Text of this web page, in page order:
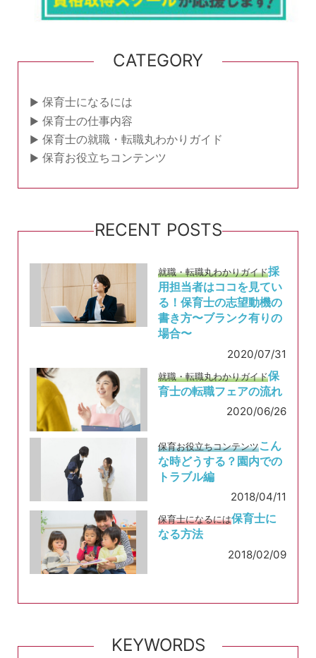
CATEGORY
保育士になるには
保育士の仕事内容
保育士の就職・転職丸わかりガイド
保育お役立ちコンテンツ
RECENT POSTS
就職・転職丸わかりガイド採
用担当者はココを見てい
る！保育士の志望動機の
書き方〜ブランク有りの
場合〜
2020/07/31
就職・転職丸わかりガイド保
育士の転職フェアの流れ
2020/06/26
保育お役立ちコンテンツこん
な時どうする？園内での
トラブル編
2018/04/11
保育士になるには保育士に
なる方法
2018/02/09
KEYWORDS